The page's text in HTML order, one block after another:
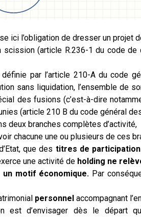
ici l’obligation de dresser un projet
(article R.236-1 du code
par l’article 210-A du code
sans liquidation, l’ensemble de
des fusions (c’est-à-dire
(article 210 B du code général
deux branches complètes d’activité,
chacune une ou plusieurs de ces
que des titres de
une activité de holding ne
motif économique. Par
personnel accompagnant
d’envisager dès le départ